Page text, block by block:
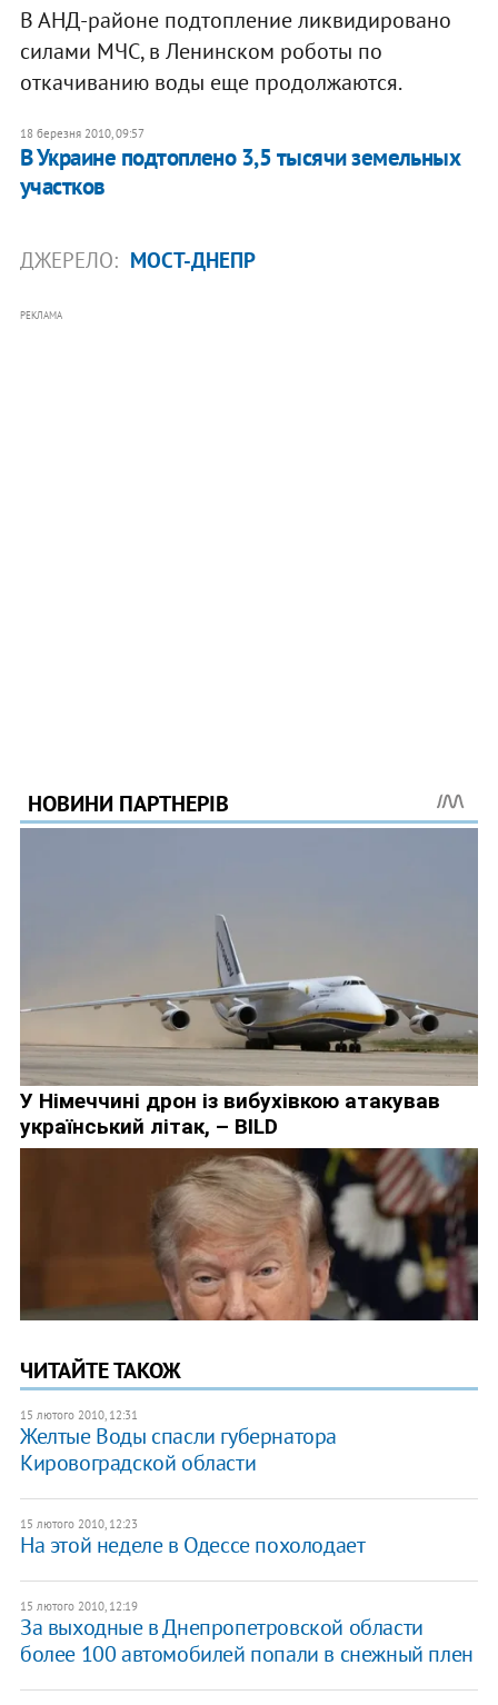
В АНД-районе подтопление ликвидировано
силами МЧС, в Ленинском роботы по
откачиванию воды еще продолжаются.
18 березня 2010, 09:57
В Украине подтоплено 3,5 тысячи земельных
участков
ДЖЕРЕЛО: МОСТ-ДНЕПР
РЕКЛАМА
ЧИТАЙТЕ ТАКОЖ
15 лютого 2010, 12:31
Желтые Воды спасли губернатора
Кировоградской области
15 лютого 2010, 12:23
На этой неделе в Одессе похолодает
15 лютого 2010, 12:19
За выходные в Днепропетровской области
более 100 автомобилей попали в снежный плен